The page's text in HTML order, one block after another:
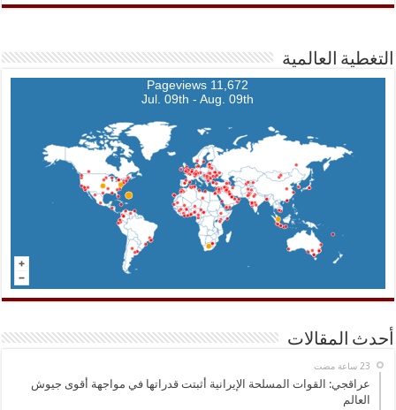
التغطية العالمية
11,672 Pageviews
Jul. 09th - Aug. 09th
أحدث المقالات
عراقجي: القوات المسلحة الإيرانية أثبتت قدراتها في مواجهة أقوى جيوش
العالم